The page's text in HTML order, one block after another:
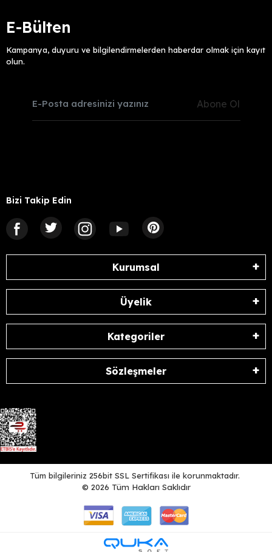
E-Bülten
Kampanya, duyuru ve bilgilendirmelerden haberdar olmak için kayıt
olun.
Abone Ol
Bizi Takip Edin
Kurumsal
Üyelik
Kategoriler
Sözleşmeler
Tüm bilgileriniz 256bit SSL Sertifikası ile korunmaktadır.
© 2026 Tüm Hakları Saklıdır